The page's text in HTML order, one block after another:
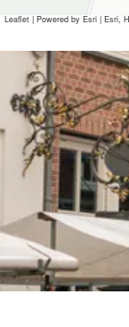
Leaflet | Powered by Esri | Esri,
Alle